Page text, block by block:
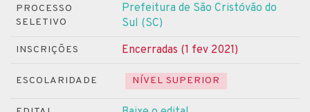
PROCESSO
SELETIVO
Prefeitura de São Cristóvão do
Sul (SC)
INSCRIÇÕES Encerradas (1 fev 2021)
ESCOLARIDADE NÍVEL SUPERIOR